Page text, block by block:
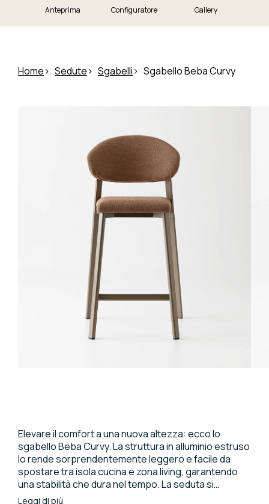
Anteprima Configuratore Gallery
Home Sedute Sgabelli Sgabello Beba Curvy
Elevare il comfort a una nuova altezza: ecco lo
sgabello Beba Curvy. La struttura in alluminio estruso
lo rende sorprendentemente leggero e facile da
spostare tra isola cucina e zona living, garantendo
una stabilità che dura nel tempo. La seduta si
distingue per l'imbottitura generosa e lo schienale
Leggi di più